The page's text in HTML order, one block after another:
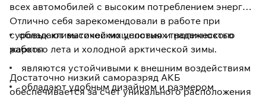
всех автомобилей с высоким потреблением энергии
Отлично себя зарекомендовали в работе при
суровых климатических условиях тропического
жаркого лета и холодной арктической зимы.
Достаточно низкий саморазряд АКБ
обеспечивается за счет уникального расположения
обладают высокой мощностью и надежностью
работы
являются устойчивыми к внешним воздействиям
обладают удобным дизайном и размером